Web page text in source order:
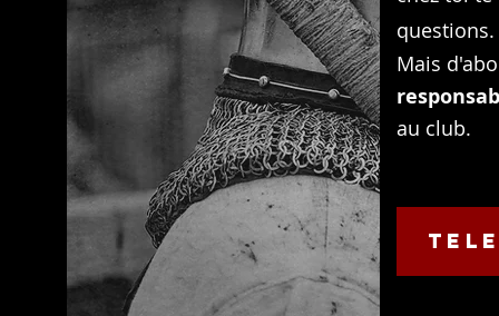
questions.
Mais
au club.